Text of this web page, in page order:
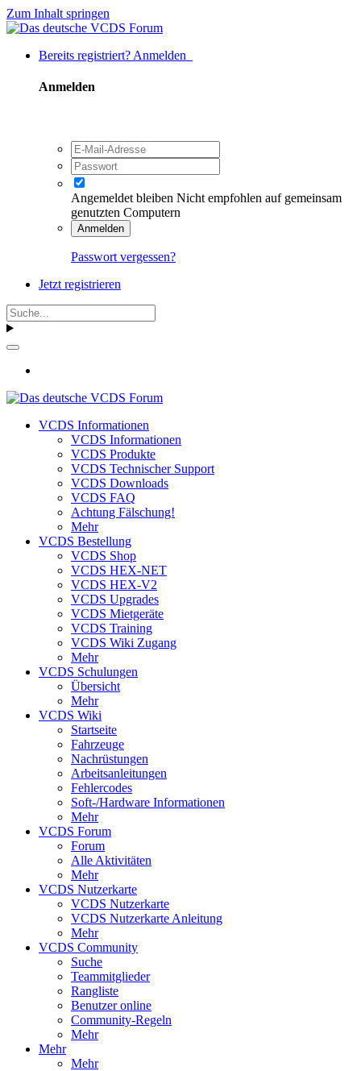
Zum Inhalt springen
Bereits registriert? Anmelden
Anmelden
Angemeldet bleiben Nicht empfohlen auf gemeinsam
genutzten Computern
Anmelden
Passwort vergessen?
Jetzt registrieren
VCDS Informationen
VCDS Informationen
VCDS Produkte
VCDS Technischer Support
VCDS Downloads
VCDS FAQ
Achtung Fälschung!
Mehr
VCDS Bestellung
VCDS Shop
VCDS HEX-NET
VCDS HEX-V2
VCDS Upgrades
VCDS Mietgeräte
VCDS Training
VCDS Wiki Zugang
Mehr
VCDS Schulungen
Übersicht
Mehr
VCDS Wiki
Startseite
Fahrzeuge
Nachrüstungen
Arbeitsanleitungen
Fehlercodes
Soft-/Hardware Informationen
Mehr
VCDS Forum
Forum
Alle Aktivitäten
Mehr
VCDS Nutzerkarte
VCDS Nutzerkarte
VCDS Nutzerkarte Anleitung
Mehr
VCDS Community
Suche
Teammitglieder
Rangliste
Benutzer online
Community-Regeln
Mehr
Mehr
Mehr